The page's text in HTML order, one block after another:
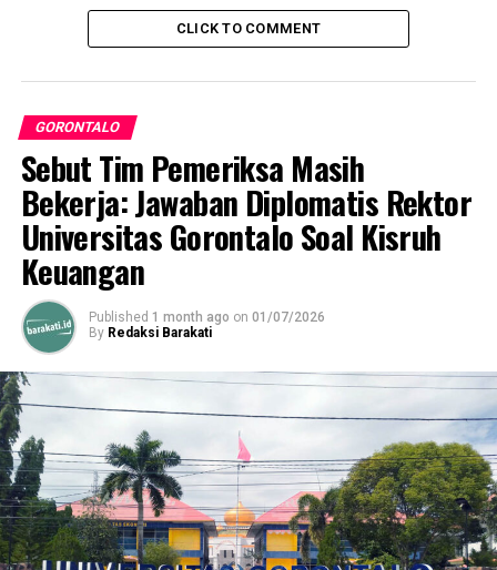
CLICK TO COMMENT
GORONTALO
Sebut Tim Pemeriksa Masih
Bekerja: Jawaban Diplomatis Rektor
Universitas Gorontalo Soal Kisruh
Keuangan
Published 1 month ago on 01/07/2026
By Redaksi Barakati